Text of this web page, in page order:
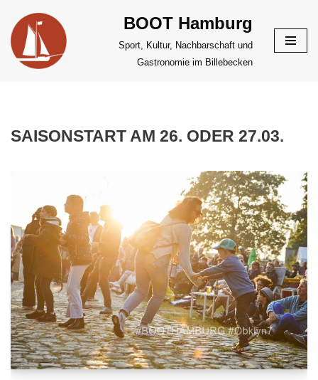
Zum
Inhalt
springen
BOOT Hamburg
Sport, Kultur, Nachbarschaft und
Gastronomie im Billebecken
SAISONSTART AM 26. ODER 27.03.